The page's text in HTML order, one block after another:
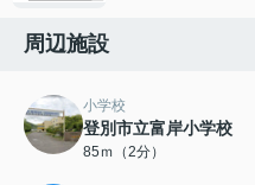
周辺施設
小学校
登別市立富岸小学校
85ｍ（2分）